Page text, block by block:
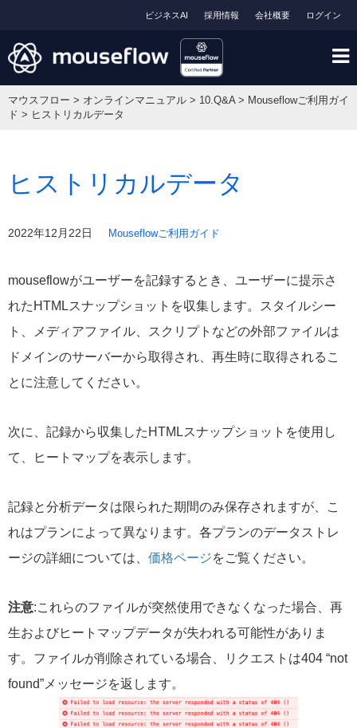
ログイン
会社概要
採用情報
ビジネスAI
マウスフロー > オンラインマニュアル > 10.Q&A> Mouseflowご利用ガイ
ド > ヒストリカルデータ
ヒストリカルデータ
2022年12月22日 Mouseflowご利用ガイド
mouseflowがユーザーを記録するとき、ユーザーに提示さ
れたHTMLスナップショットを収集します。スタイルシー
ト、メディアファイル、スクリプトなどの外部ファイルは
ドメインのサーバーから取得され、再生時に取得されるこ
とに注意してください。
次に、記録から収集したHTMLスナップショットを使用し
て、ヒートマップを表示します。
記録と分析データは限られた期間のみ保存されますが、こ
れはプランによって異なります。各プランのデータストレ
ージの詳細については、 価格ページをご覧ください。
注意:これらのファイルが突然使用できなくなった場合、再
生およびヒートマップデータが失われる可能性がありま
す。ファイルが削除されている場合、リクエストは404 “not
found”メッセージを返します。